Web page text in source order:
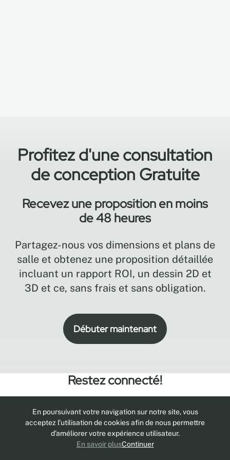
Profitez d'une consultation
de conception Gratuite
Recevez une proposition en moins
de 48 heures
Partagez-nous vos dimensions et plans de
salle et obtenez une proposition détaillée
incluant un rapport ROI, un dessin 2D et
3D et ce, sans frais et sans obligation.
Débuter maintenant
Restez connecté!
obtenir les dernières informations,
innovations et conseils en matière
d’agriculture verticale ou de rangement à
En poursuivant votre navigation sur notre site, vous
acceptez l’utilisation de cookies afin de nous permettre
d’améliorer votre expérience utilisateur.
En savoir plusContinuer